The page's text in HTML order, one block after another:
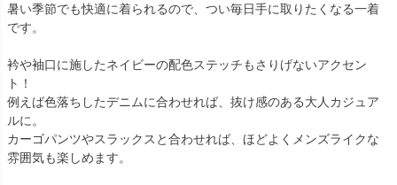
暑い季節でも快適に着られるので、つい毎日手に取りたくなる一着
です。
衿や袖口に施したネイビーの配色ステッチもさりげないアクセン
ト！
例えば色落ちしたデニムに合わせれば、抜け感のある大人カジュア
ルに。
カーゴパンツやスラックスと合わせれば、ほどよくメンズライクな
雰囲気も楽しめます。